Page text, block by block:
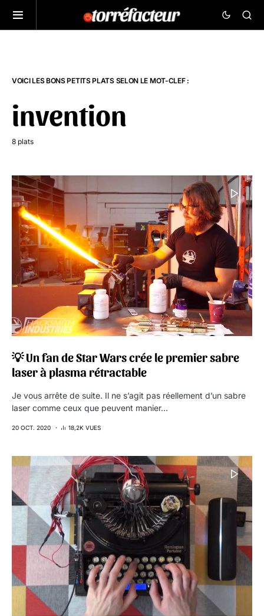
VOICI LES BONS PETITS PLATS SELON LE MOT-CLEF :
invention
8 plats
💡 Un fan de Star Wars crée le premier sabre
laser à plasma rétractable
Je vous arrête de suite. Il ne s’agit pas réellement d’un sabre
laser comme ceux que peuvent manier…
20 OCT. 2020 18,2K VUES